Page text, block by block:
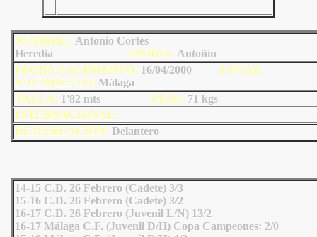
NOMBRE: Antonio Cortés
Heredia APODO: Antoñin
FECHA NACIMIENTO: 16/04/2000 LUGAR
NACIMIENTO: Málaga
TALLA: 1'82 mts PESO: 71 kgs
INTERNACIONAL:
DEMARCACIÓN: Delantero
14-15 C.D. 26 Febrero (Cadete) 3/3
15-16 C.D. 26 Febrero (Cadete) 3/2
16-17 C.D. 26 Febrero (Juvenil L/N) 13/2
16-17 Málaga C.F. (Juvenil D/H) Copa Campeones: 2/0